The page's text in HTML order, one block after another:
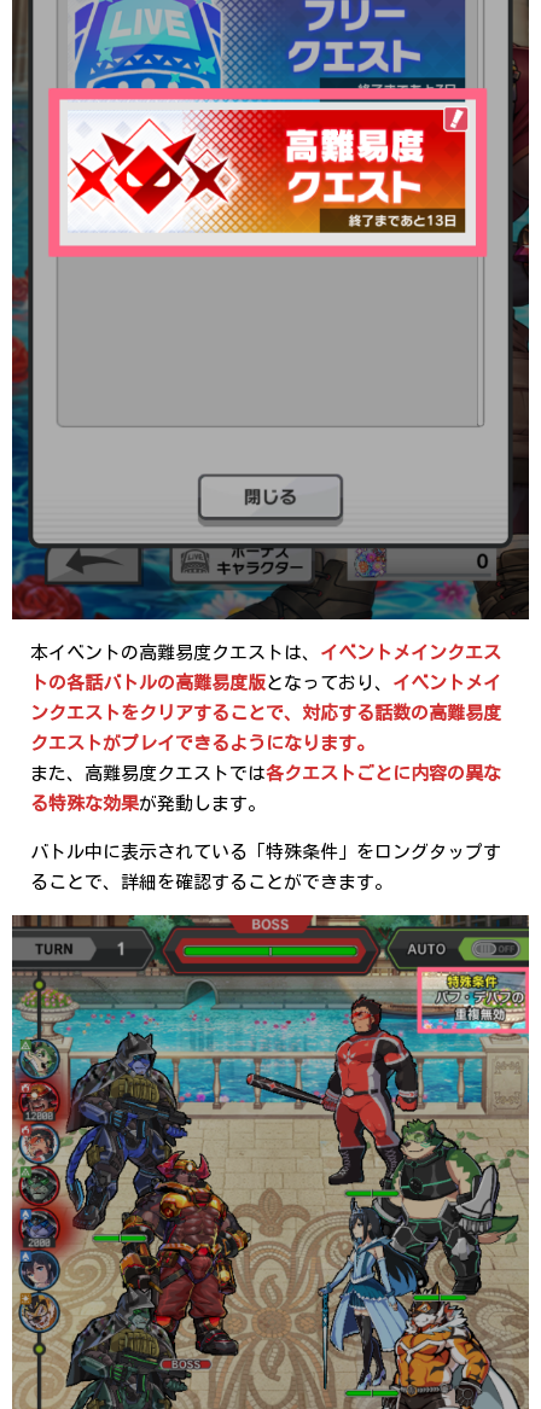
本イベントの高難易度クエストは、 イベントメインクエス
トの各話バトルの高難易度版となっており、 イベントメイ
ンクエストをクリアすることで、対応する話数の高難易度
クエストがプレイできるようになります。
また、高難易度クエストでは各クエストごとに内容の異な
る特殊な効果が発動します。
バトル中に表示されている「特殊条件」をロングタップす
ることで、詳細を確認することができます。